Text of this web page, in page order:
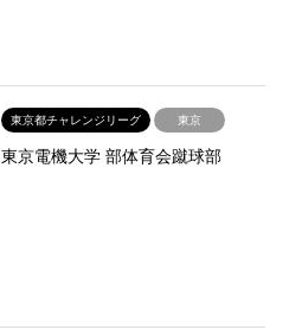
東京都チャレンジリーグ 東京
東京電機大学 部体育会蹴球部